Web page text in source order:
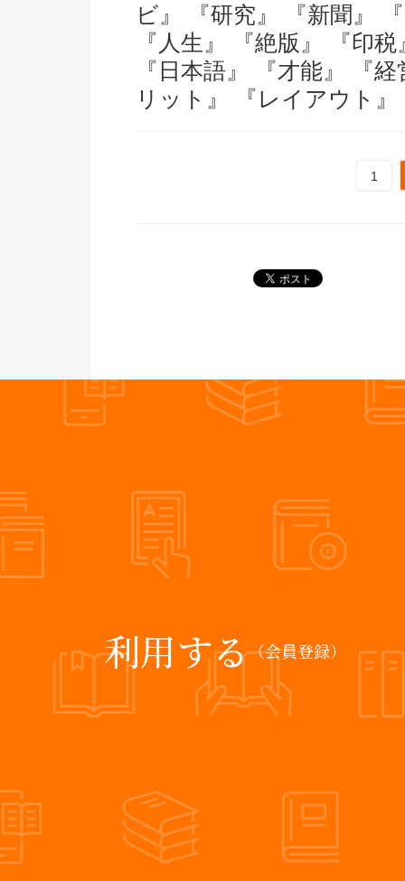
ビ』
『研究』 『新聞』
『人生』
『絶版』
『印
『日本語』
『才能』
『
リット』
『レイアウト』
1
利用する（会員登録）